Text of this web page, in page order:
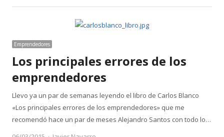
Emprendedores
Los principales errores de los
emprendedores
Llevo ya un par de semanas leyendo el libro de Carlos Blanco
«Los principales errores de los emprendedores» que me
recomendó hace un par de meses Alejandro Santos con todo lo…